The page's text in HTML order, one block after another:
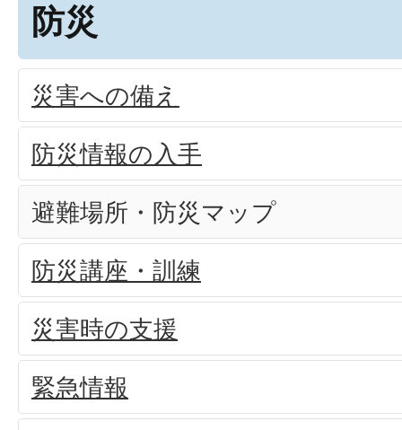
防災
災害への備え
防災情報の入手
避難場所・防災マップ
防災講座・訓練
災害時の支援
緊急情報